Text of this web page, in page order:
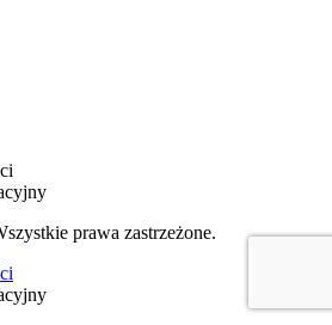
prawa zastrzeżone.